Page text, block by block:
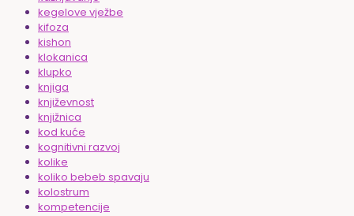
kegelove vježbe
kifoza
kishon
klokanica
klupko
knjiga
književnost
knjižnica
kod kuće
kognitivni razvoj
kolike
koliko bebeb spavaju
kolostrum
kompetencije